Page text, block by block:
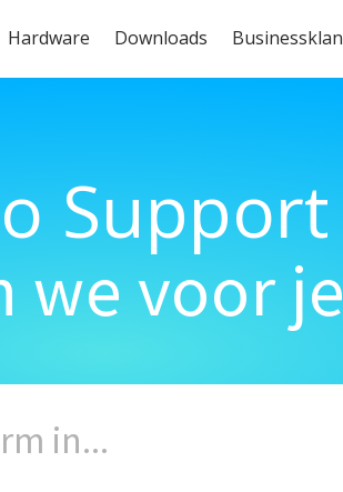
Hardware Downloads
Support
we voor